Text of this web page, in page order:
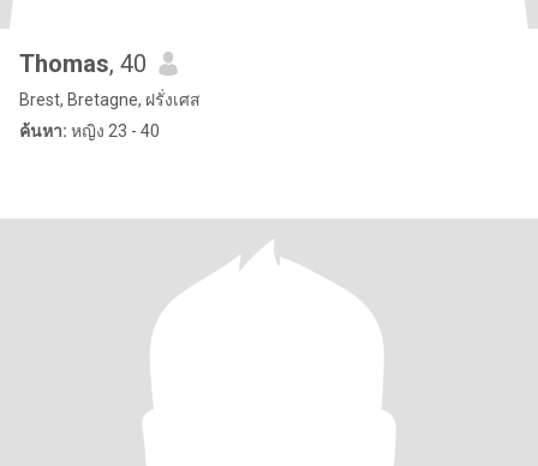
Thomas, 40
Brest, Bretagne, ฝรั่งเศส
ค้นหา: หญิง 23 - 40